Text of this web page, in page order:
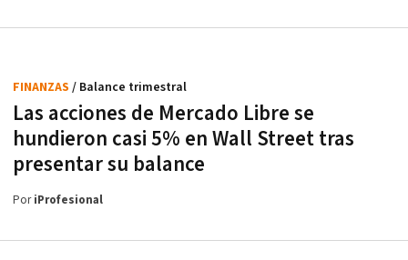
Las acciones de Mercado Libre se
hundieron casi 5% en Wall Street tras
presentar su balance
FINANZAS / Balance trimestral
PoriProfesional